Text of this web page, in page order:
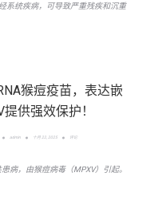
系统疾病，可导致严重残疾和沉重
猴痘疫苗，表达嵌
供强效保护！
admin 十月 22, 2025 评论
，由猴痘病毒（MPXV）引起。